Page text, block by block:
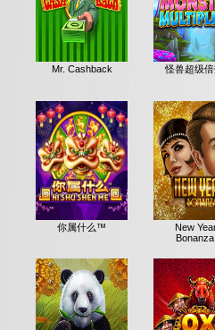
Mr. Cashback 怪兽超级
你属什么™
New